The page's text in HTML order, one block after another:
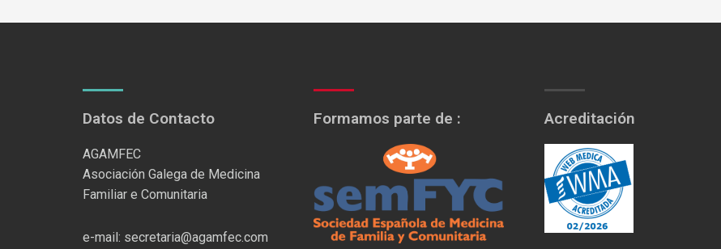
Datos de Contacto
AGAMFEC
Asociación Galega de Medicina
Familiar e Comunitaria
e-mail: secretaria@agamfec.com
Formamos parte de : Acreditación